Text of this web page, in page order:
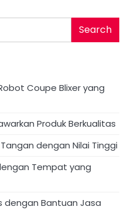
Search
Coupe Blixer yang
Produk Berkualitas
dengan Nilai Tinggi
Tempat yang
dengan Bantuan Jasa